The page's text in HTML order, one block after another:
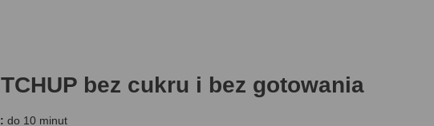
bez cukru i bez gotowania
do 10 minut